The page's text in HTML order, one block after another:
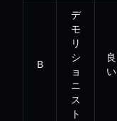
B
デ
モ
リ
シ
ョ
ニ
ス
ト
良
い